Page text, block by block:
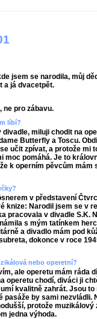
jsem se narodila, můj
a já dvacetpět.
ne pro zábavu.
líbí?
miluji chodit na
Butterfly a Toscu.
učit zpívat, a protože mi
moc pomáhá. Je to
k operním pěvcům mám
v představení
knize: Narodil jsem se v
pracovala v divadle S.K.
s mým tatínkem
a divadlo mám pod
dokonce v roce
nebo operetní?
ale operetu mám ráda
operetu chodí, diváci ji
kvalitně zahrát. Jsou to
pasáže by sami nezvládli.
protože muzikálový
jedna výhoda.